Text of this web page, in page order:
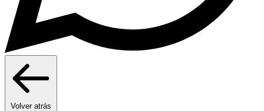
Volver atrás